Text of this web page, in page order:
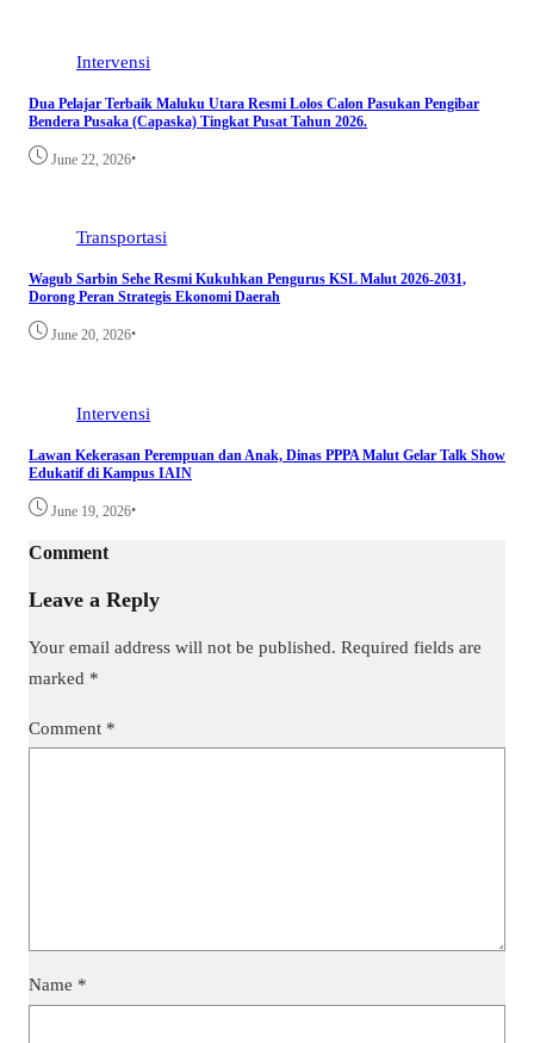
Intervensi
Dua Pelajar Terbaik Maluku Utara Resmi Lolos Calon Pasukan Pengibar
Bendera Pusaka (Capaska) Tingkat Pusat Tahun 2026.
June 22, 2026•
Transportasi
Wagub Sarbin Sehe Resmi Kukuhkan Pengurus KSL Malut 2026-2031,
Dorong Peran Strategis Ekonomi Daerah
June 20, 2026•
Intervensi
Lawan Kekerasan Perempuan dan Anak, Dinas PPPA Malut Gelar Talk Show
Edukatif di Kampus IAIN
June 19, 2026•
Comment
Leave a Reply
Your email address will not be published. Required fields are
marked *
Comment *
Name *